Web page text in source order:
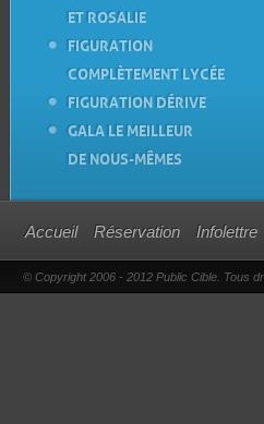
ET ROSALIE
FIGURATION
COMPLÈTEMENT LYCÉE
FIGURATION DÉRIVE
GALA LE MEILLEUR
DE NOUS-MÊMES
Accueil Réservation Infolettre
© Copyright 2006 - 2012 Public Cible. Tous